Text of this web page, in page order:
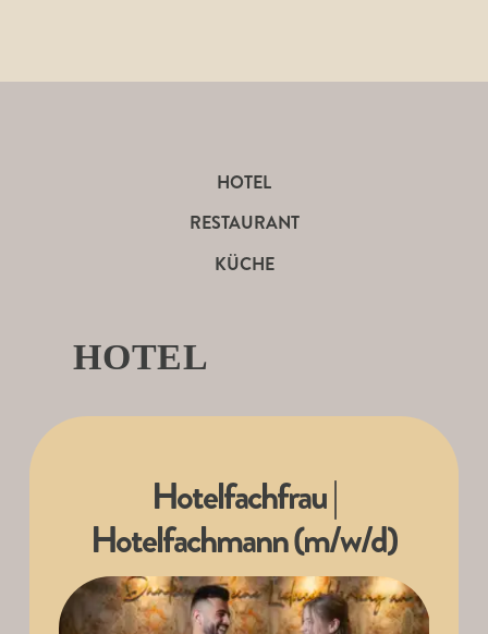
HOTEL
RESTAURANT
KÜCHE
HOTEL
Hotelfachfrau |
Hotelfachmann (m/w/d)